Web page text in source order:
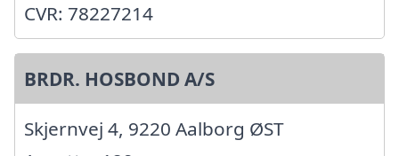
CVR: 78227214
BRDR. HOSBOND A/S
Skjernvej 4, 9220 Aalborg ØST